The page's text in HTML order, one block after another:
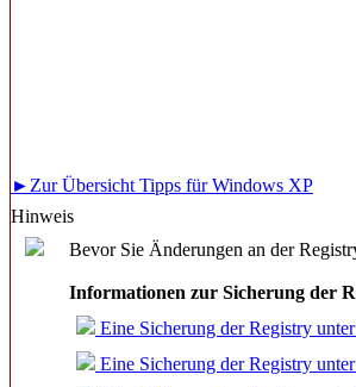
►Zur Übersicht Tipps für Windows XP
Hinweis
Bevor Sie Änderungen an der
Informationen zur Sicherung der
Eine Sicherung der Registry
Eine Sicherung der Registry